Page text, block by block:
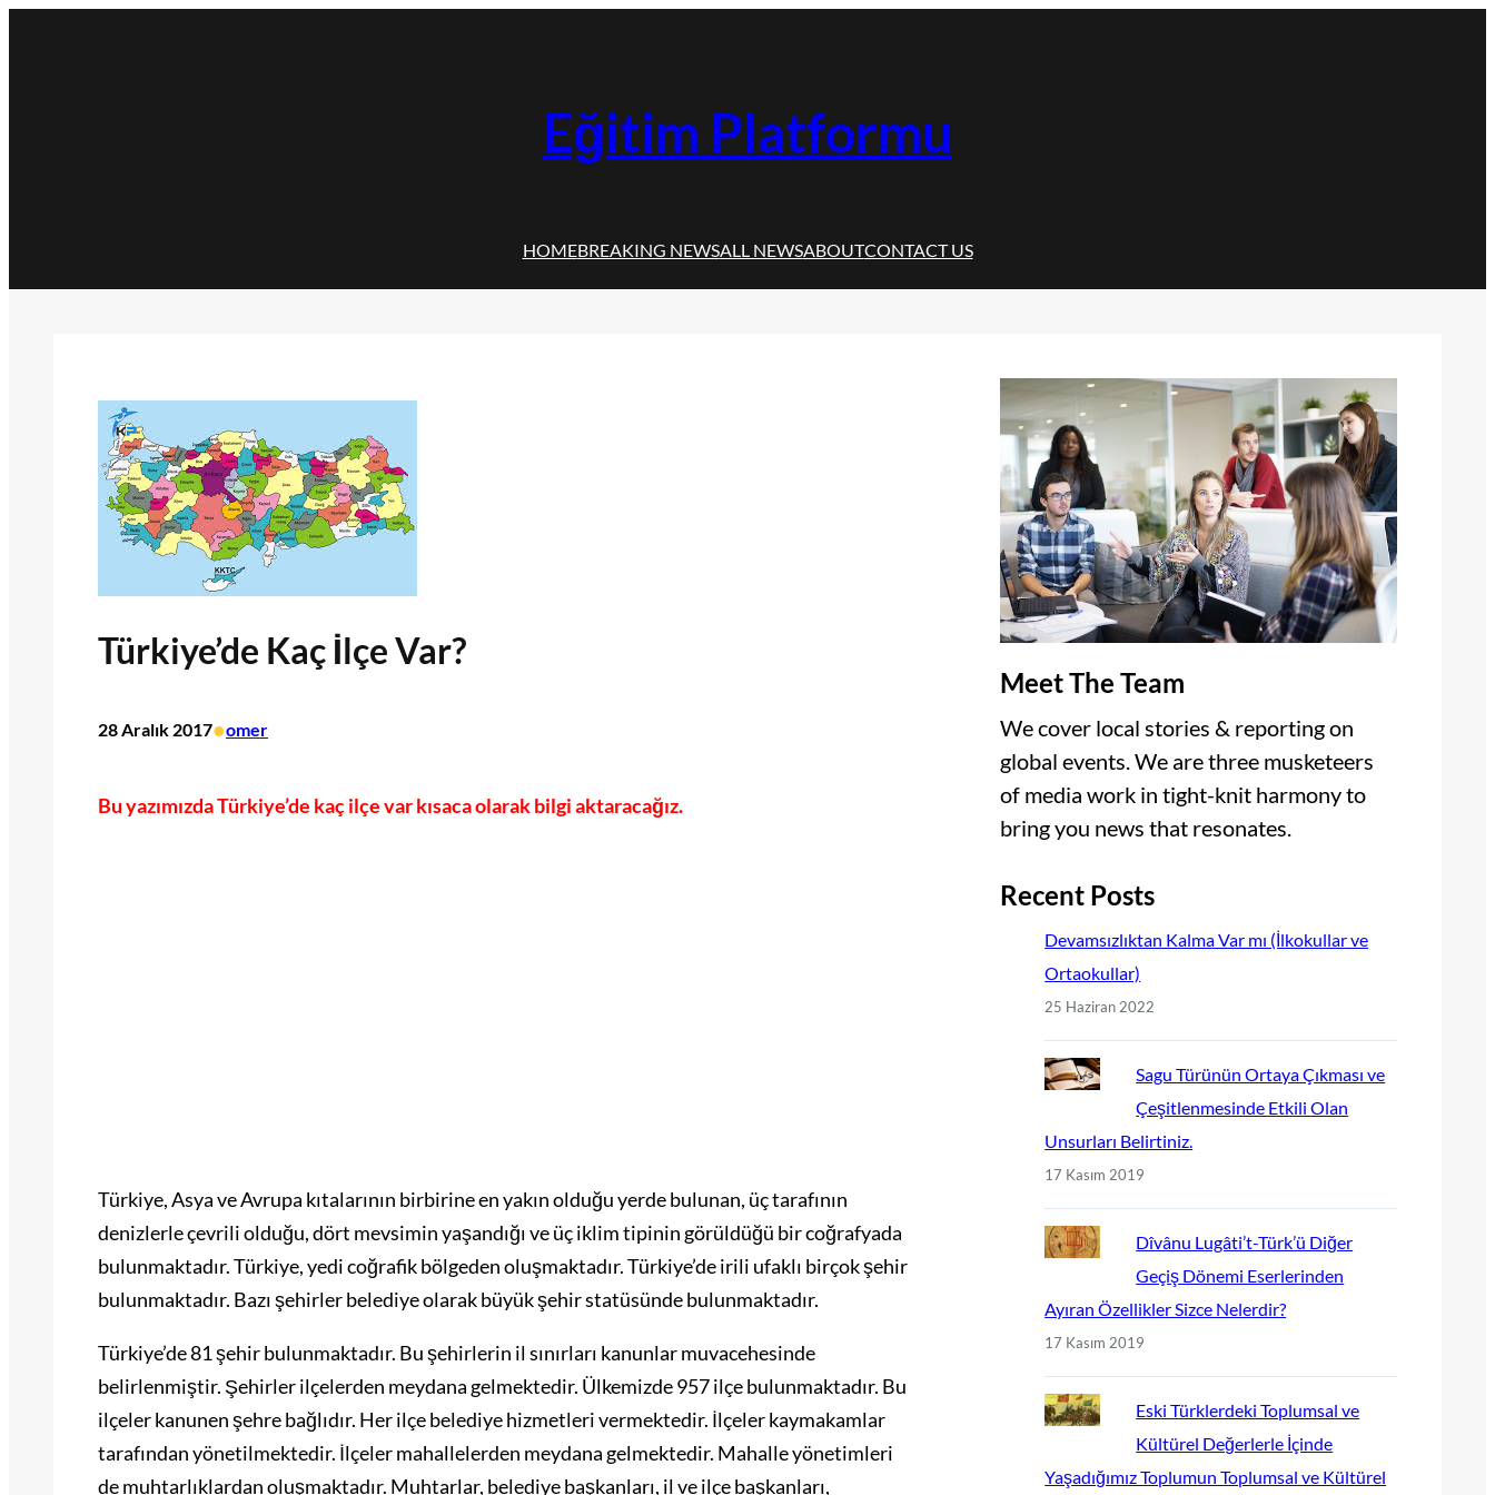
Eğitim Platformu
HOMEBREAKING NEWSALL NEWSABOUTCONTACT US
Türkiye’de Kaç İlçe Var?
28 Aralık 2017•omer
Bu yazımızda Türkiye’de kaç ilçe var kısaca olarak bilgi aktaracağız.
Türkiye, Asya ve Avrupa kıtalarının birbirine en yakın olduğu yerde bulunan, üç tarafının
denizlerle çevrili olduğu, dört mevsimin yaşandığı ve üç iklim tipinin görüldüğü bir coğrafyada
bulunmaktadır. Türkiye, yedi coğrafik bölgeden oluşmaktadır. Türkiye’de irili ufaklı birçok şehir
bulunmaktadır. Bazı şehirler belediye olarak büyük şehir statüsünde bulunmaktadır.
Türkiye’de 81 şehir bulunmaktadır. Bu şehirlerin il sınırları kanunlar muvacehesinde
belirlenmiştir. Şehirler ilçelerden meydana gelmektedir. Ülkemizde 957 ilçe bulunmaktadır. Bu
ilçeler kanunen şehre bağlıdır. Her ilçe belediye hizmetleri vermektedir. İlçeler kaymakamlar
tarafından yönetilmektedir. İlçeler mahallelerden meydana gelmektedir. Mahalle yönetimleri
de muhtarlıklardan oluşmaktadır. Muhtarlar, belediye başkanları, il ve ilçe başkanları,
Meet The Team
We cover local stories & reporting on
global events. We are three musketeers
of media work in tight-knit harmony to
bring you news that resonates.
Recent Posts
Devamsızlıktan Kalma Var mı (İlkokullar ve
Ortaokullar)
25 Haziran 2022
Sagu Türünün Ortaya Çıkması ve
Çeşitlenmesinde Etkili Olan
Unsurları Belirtiniz.
17 Kasım 2019
Dîvânu Lugâti’t-Türk’ü Diğer
Geçiş Dönemi Eserlerinden
Ayıran Özellikler Sizce Nelerdir?
17 Kasım 2019
Eski Türklerdeki Toplumsal ve
Kültürel Değerlerle İçinde
Yaşadığımız Toplumun Toplumsal ve Kültürel